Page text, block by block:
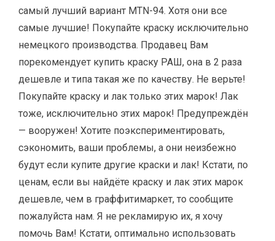
самый лучший вариант MTN-94. Хотя они все
самые лучшие! Покупайте краску исключительно
немецкого производства. Продавец Вам
порекомендует купить краску РАШ, она в 2 раза
дешевле и типа такая же по качеству. Не верьте!
Покупайте краску и лак только этих марок! Лак
тоже, исключительно этих марок! Предупреждён
— вооружен! Хотите поэкспериментировать,
сэкономить, ваши проблемы, а они неизбежно
будут если купите другие краски и лак! Кстати, по
ценам, если вы найдёте краску и лак этих марок
дешевле, чем в граффитимаркет, то сообщите
пожалуйста нам. Я не рекламирую их, я хочу
помочь Вам! Кстати, оптимально использовать